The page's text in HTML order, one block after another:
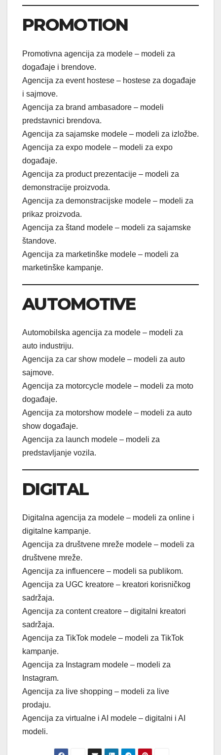
PROMOTION
Promotivna agencija za modele – modeli za
događaje i brendove.
Agencija za event hostese – hostese za događaje
i sajmove.
Agencija za brand ambasadore – modeli
predstavnici brendova.
Agencija za sajamske modele – modeli za izložbe.
Agencija za expo modele – modeli za expo
događaje.
Agencija za product prezentacije – modeli za
demonstracije proizvoda.
Agencija za demonstracijske modele – modeli za
prikaz proizvoda.
Agencija za štand modele – modeli za sajamske
štandove.
Agencija za marketinške modele – modeli za
marketinške kampanje.
AUTOMOTIVE
Automobilska agencija za modele – modeli za
auto industriju.
Agencija za car show modele – modeli za auto
sajmove.
Agencija za motorcycle modele – modeli za moto
događaje.
Agencija za motorshow modele – modeli za auto
show događaje.
Agencija za launch modele – modeli za
predstavljanje vozila.
DIGITAL
Digitalna agencija za modele – modeli za online i
digitalne kampanje.
Agencija za društvene mreže modele – modeli za
društvene mreže.
Agencija za influencere – modeli sa publikom.
Agencija za UGC kreatore – kreatori korisničkog
sadržaja.
Agencija za content creatore – digitalni kreatori
sadržaja.
Agencija za TikTok modele – modeli za TikTok
kampanje.
Agencija za Instagram modele – modeli za
Instagram.
Agencija za live shopping – modeli za live
prodaju.
Agencija za virtualne i AI modele – digitalni i AI
modeli.